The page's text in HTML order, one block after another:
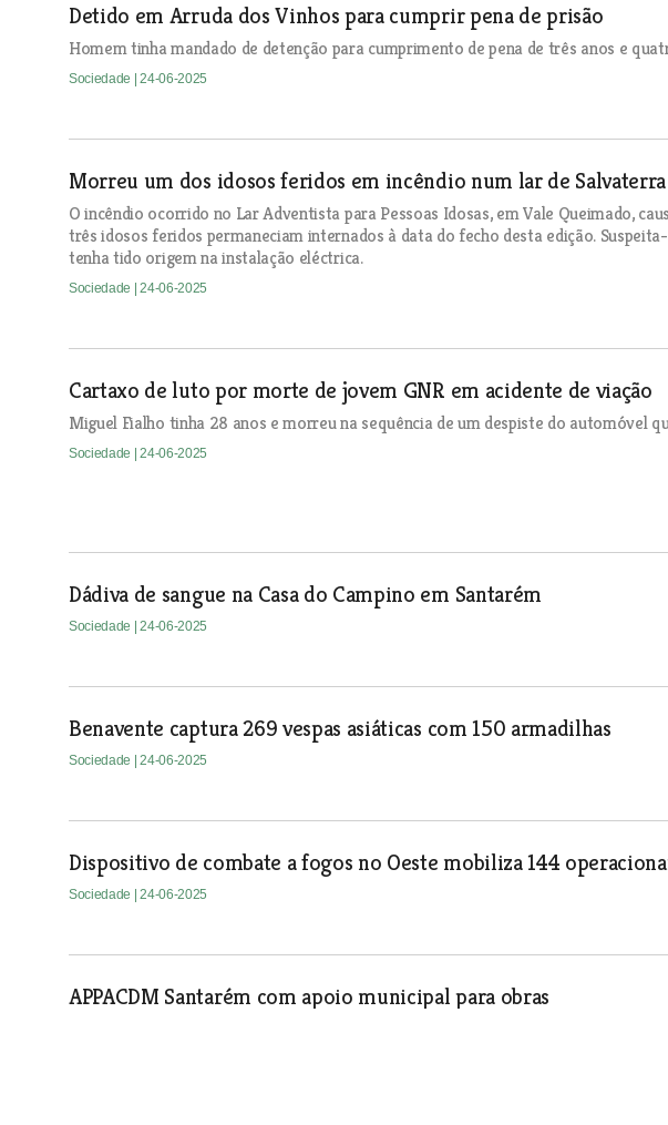
Detido em Arruda dos Vinhos para cumprir pena de prisão
Homem tinha mandado de detenção para cumprimento de pena de três anos e
Sociedade | 24-06-2025
Morreu um dos idosos feridos em incêndio num lar de
O incêndio ocorrido no Lar Adventista para Pessoas Idosas, em Vale Queimado,
três idosos feridos permaneciam internados à data do fecho desta edição.
tenha tido origem na instalação eléctrica.
Sociedade | 24-06-2025
Cartaxo de luto por morte de jovem GNR em acidente de viação
Miguel Fialho tinha 28 anos e morreu na sequência de um despiste do automóvel
Sociedade | 24-06-2025
Dádiva de sangue na Casa do Campino em Santarém
Sociedade | 24-06-2025
Benavente captura 269 vespas asiáticas com 150 armadilhas
Sociedade | 24-06-2025
Dispositivo de combate a fogos no Oeste mobiliza 144
Sociedade | 24-06-2025
APPACDM Santarém com apoio municipal para obras